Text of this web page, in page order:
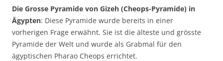
Die Grosse Pyramide von Gizeh (Cheops-Pyramide) in
Ägypten: Diese Pyramide wurde bereits in einer
vorherigen Frage erwähnt. Sie ist die älteste und grösste
Pyramide der Welt und wurde als Grabmal für den
ägyptischen Pharao Cheops errichtet.